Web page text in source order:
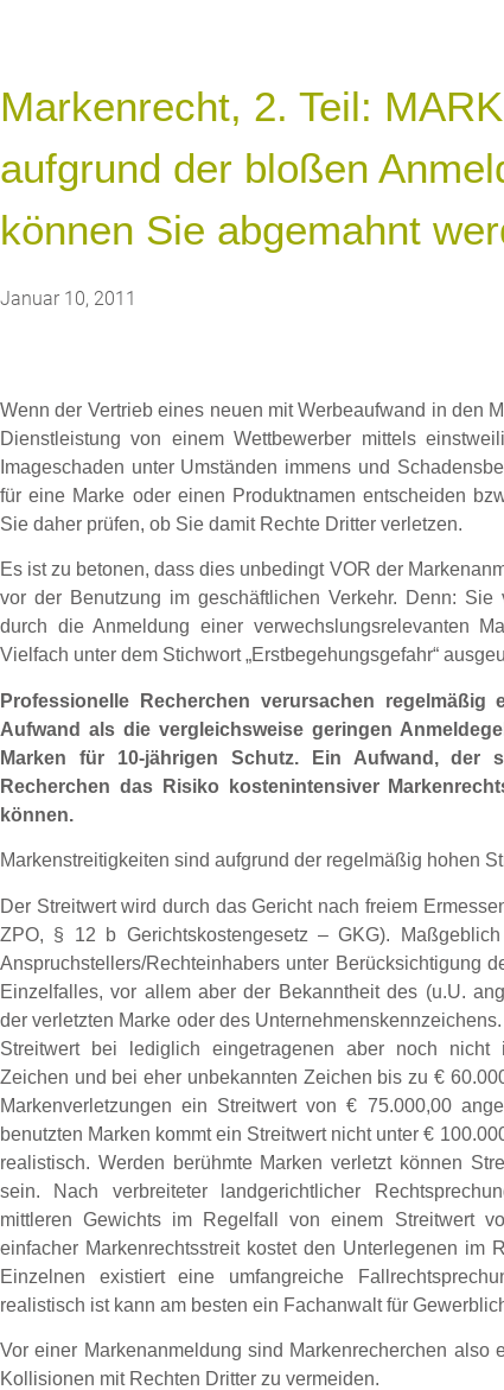
Markenrecht, 2. Teil:
aufgrund der bloßen
können Sie abgemahnt
Januar 10, 2011
Wenn der Vertrieb eines neuen mit Werbeaufwand in den
Dienstleistung von einem Wettbewerber mittels
Imageschaden unter Umständen immens und
für eine Marke oder einen Produktnamen entscheiden
Sie daher prüfen, ob Sie damit Rechte Dritter verletzen.
Es ist zu betonen, dass dies unbedingt VOR der
vor der Benutzung im geschäftlichen Verkehr. Denn: Sie
durch die Anmeldung einer verwechslungsrelevanten
Vielfach unter dem Stichwort „Erstbegehungsgefahr“
Professionelle Recherchen verursachen regelmäßig
Aufwand als die vergleichsweise geringen
Marken für 10-jährigen Schutz. Ein Aufwand, der
Recherchen das Risiko kostenintensiver
können.
Markenstreitigkeiten sind aufgrund der regelmäßig hohen
Der Streitwert wird durch das Gericht nach freiem
ZPO, § 12 b Gerichtskostengesetz – GKG).
Anspruchstellers/Rechteinhabers unter Berücksichtigung
Einzelfalles, vor allem aber der Bekanntheit des (u.U.
der verletzten Marke oder des
Streitwert bei lediglich eingetragenen aber noch nicht
Zeichen und bei eher unbekannten Zeichen bis zu €
Markenverletzungen ein Streitwert von € 75.000,00
benutzten Marken kommt ein Streitwert nicht unter €
realistisch. Werden berühmte Marken verletzt können
sein. Nach verbreiteter landgerichtlicher
mittleren Gewichts im Regelfall von einem Streitwert
einfacher Markenrechtsstreit kostet den Unterlegenen im
Einzelnen existiert eine umfangreiche
realistisch ist kann am besten ein Fachanwalt für
Vor einer Markenanmeldung sind Markenrecherchen also
Kollisionen mit Rechten Dritter zu vermeiden.